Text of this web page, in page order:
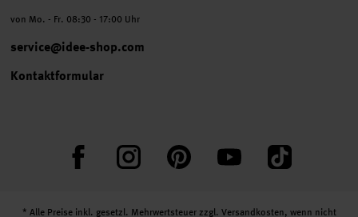
von Mo. - Fr. 08:30 - 17:00 Uhr
service@idee-shop.com
Kontaktformular
FacebookInstagram PinterestYouTube TikTok
* Alle Preise inkl. gesetzl. Mehrwertsteuer zzgl. Versandkosten, wenn nicht